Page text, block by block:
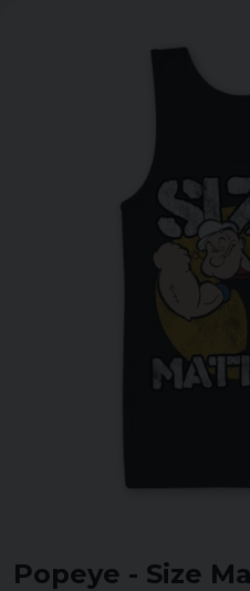
Popeye - Size